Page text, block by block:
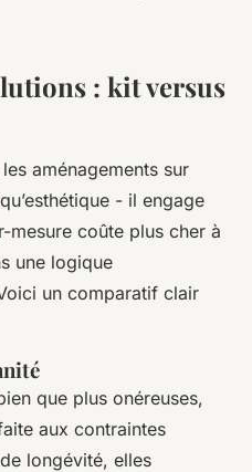
: kit versus
aménagements sur
- il engage
mesure coûte plus cher à
une logique
un comparatif clair
que plus onéreuses,
aux contraintes
longévité, elles